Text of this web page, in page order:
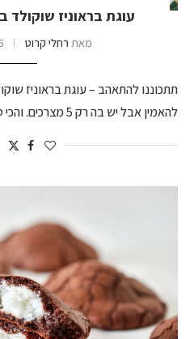
עוגת בראוניז שוקולד
מאת רחלי קרוט 5
תתכוננו להתאהב – עוגת בראוניז
להאמין אבל יש בה רק 5 מצרכים. והכי טעים? להגיש אותה עם גלידת וניל